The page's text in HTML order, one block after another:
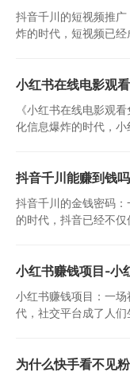
抖音千川的短视频推
炸的时代，短视频已
小红书在线电影观
《小红书在线电影观
化信息爆炸的时代，
抖音千川能赚到钱
抖音千川的金钱密码
的时代，抖音已经不
小红书赚钱项目-小
小红书赚钱项目：一
代，社交平台成了人
为什么快手看不见